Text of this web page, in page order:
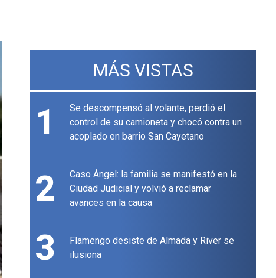
MÁS VISTAS
1
Se descompensó al volante, perdió el
control de su camioneta y chocó contra un
acoplado en barrio San Cayetano
2
Caso Ángel: la familia se manifestó en la
Ciudad Judicial y volvió a reclamar
avances en la causa
3
Flamengo desiste de Almada y River se
ilusiona